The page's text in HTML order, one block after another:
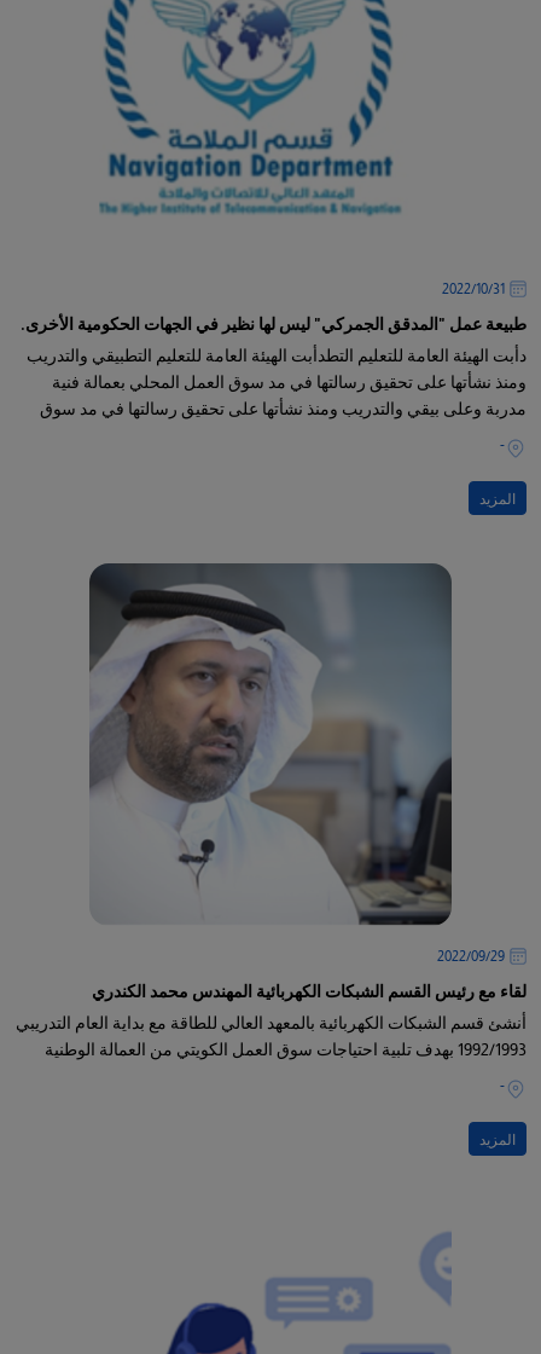
31‏/10‏/2022
طبيعة عمل "المدقق الجمركي" ليس لها نظير في الجهات الحكومية الأخرى.
دأبت الهيئة العامة للتعليم التطدأبت الهيئة العامة للتعليم التطبيقي والتدريب
ومنذ نشأتها على تحقيق رسالتها في مد سوق العمل المحلي بعمالة فنية
مدربة وعلى بيقي والتدريب ومنذ نشأتها على تحقيق رسالتها في مد سوق
العمل المحلي بعمالة فنية مدربة وعلى قدر
-
المزيد
29‏/09‏/2022
لقاء مع رئيس القسم الشبكات الكهربائية المهندس محمد الكندري
أنشئ قسم الشبكات الكهربائية بالمعهد العالي للطاقة مع بداية العام التدريبي
1992/1993 بهدف تلبية احتياجات سوق العمل الكويتي من العمالة الوطنية
-
المزيد